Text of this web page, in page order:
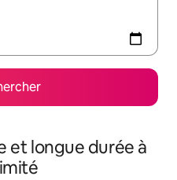
et longue durée à